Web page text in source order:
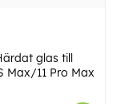
glas till
Max/11 Pro Max